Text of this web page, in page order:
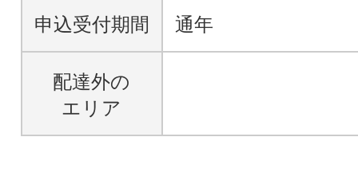
申込受付期間 通年
配達外の
エリア